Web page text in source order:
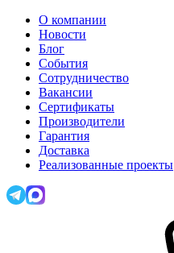
О компании
Новости
Блог
События
Сотрудничество
Вакансии
Сертификаты
Производители
Гарантия
Доставка
Реализованные проекты